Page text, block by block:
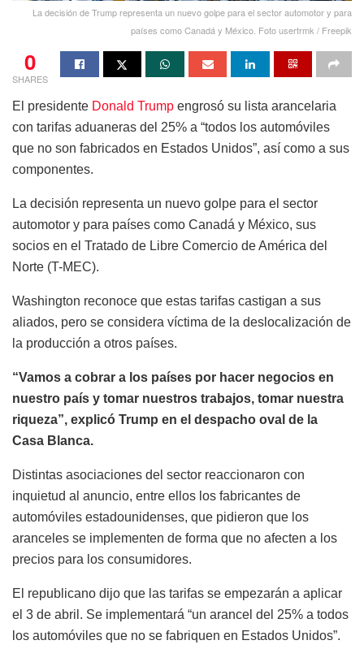
La decisión de Trump representa un nuevo golpe para el sector automotor y para
países como Canadá y México. Foto usertrmk / Freepik
0
SHARES
El presidente Donald Trump engrosó su lista arancelaria
con tarifas aduaneras del 25% a “todos los automóviles
que no son fabricados en Estados Unidos”, así como a sus
componentes.
La decisión representa un nuevo golpe para el sector
automotor y para países como Canadá y México, sus
socios en el Tratado de Libre Comercio de América del
Norte (T-MEC).
Washington reconoce que estas tarifas castigan a sus
aliados, pero se considera víctima de la deslocalización de
la producción a otros países.
“Vamos a cobrar a los países por hacer negocios en
nuestro país y tomar nuestros trabajos, tomar nuestra
riqueza”, explicó Trump en el despacho oval de la
Casa Blanca.
Distintas asociaciones del sector reaccionaron con
inquietud al anuncio, entre ellos los fabricantes de
automóviles estadounidenses, que pidieron que los
aranceles se implementen de forma que no afecten a los
precios para los consumidores.
El republicano dijo que las tarifas se empezarán a aplicar
el 3 de abril. Se implementará “un arancel del 25% a todos
los automóviles que no se fabriquen en Estados Unidos”.